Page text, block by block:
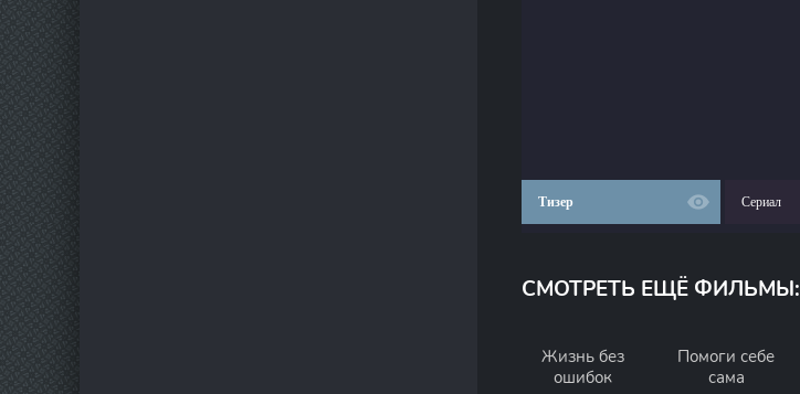
Тизер Сериал
СМОТРЕТЬ ЕЩЁ ФИЛЬМЫ:
Жизнь без
ошибок
Помоги себе
сама